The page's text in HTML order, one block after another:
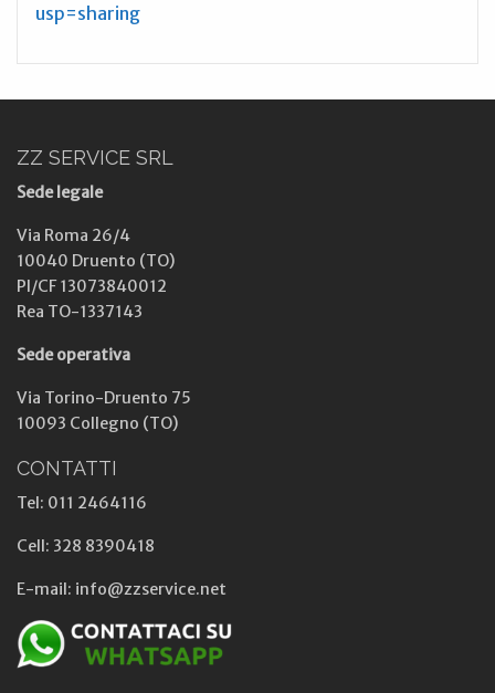
usp=sharing
ZZ SERVICE SRL
Sede legale
Via Roma 26/4
10040 Druento (TO)
PI/CF 13073840012
Rea TO-1337143
Sede operativa
Via Torino-Druento 75
10093 Collegno (TO)
CONTATTI
Tel: 011 2464116
Cell: 328 8390418
E-mail: info@zzservice.net